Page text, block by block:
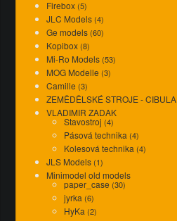
Firebox (5)
JLC Models (4)
Ge models (60)
Kopibox (8)
Mi-Ro Models (53)
MOG Modelle (3)
Camille (3)
ZEMĚDĚLSKÉ STROJE - CIBULA
VLADIMIR ZADAK
Stavostroj (4)
Pásová technika (4)
Kolesová technika (4)
JLS Models (1)
Minimodel old models
paper_case (30)
jyrka (6)
HyKa (2)